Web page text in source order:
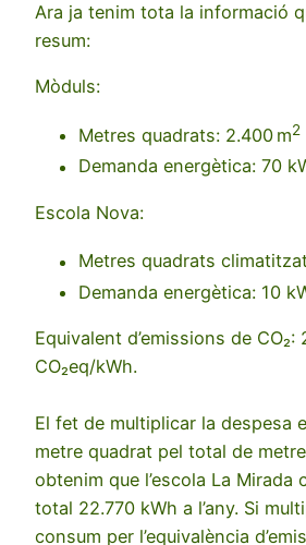
Ara ja tenim tota la informació
resum:
Mòduls:
Metres quadrats: 2.400 m2
Demanda energètica: 70
Escola Nova:
Metres quadrats
Demanda energètica: 10
Equivalent d’emissions de CO₂:
CO₂eq/kWh.
El fet de multiplicar la despesa
metre quadrat pel total de
obtenim que l’escola La Mirada
total 22.770 kWh a l’any. Si
consum per l’equivalència